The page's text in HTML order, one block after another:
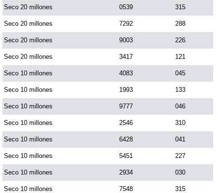
Seco 20 millones 0539 315
Seco 20 millones 7292 288
Seco 20 millones 9003 226
Seco 20 millones 3417 121
Seco 10 millones 4083 045
Seco 10 millones 1993 133
Seco 10 millones 9777 046
Seco 10 millones 2546 310
Seco 10 millones 6428 041
Seco 10 millones 5451 227
Seco 10 millones 2934 030
Seco 10 millones 7548 315